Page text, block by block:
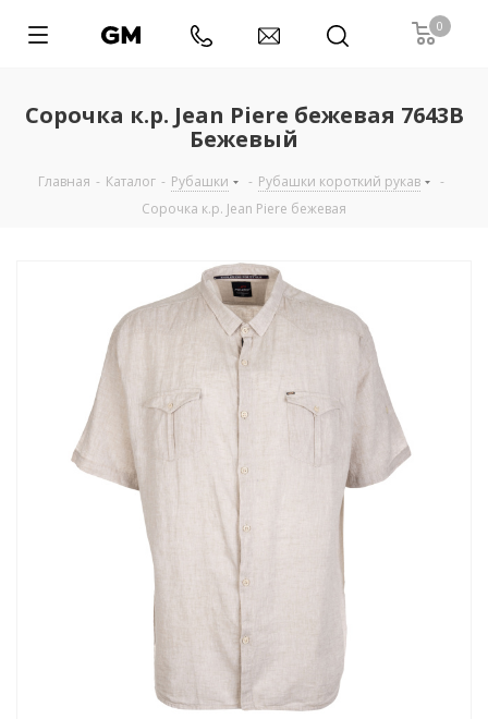
0
Сорочка к.р. Jean Piere бежевая 7643B
Бежевый
Главная - Каталог - Рубашки - Рубашки короткий рукав
-
Сорочка к.р. Jean Piere бежевая